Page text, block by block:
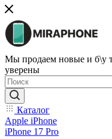
Мы продаем новые и б\у
уверены
Каталог
Apple iPhone
iPhone 17 Pro